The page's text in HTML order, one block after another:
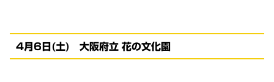
4月6日(土) 大阪府立 花の文化園